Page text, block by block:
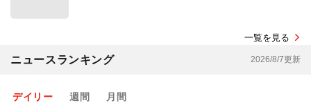
一覧を見る
ニュースランキング 2026/8/7更新
デイリー 週間 月間